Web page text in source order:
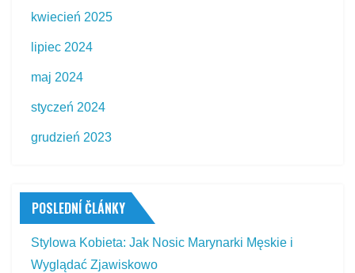
kwiecień 2025
lipiec 2024
maj 2024
styczeń 2024
grudzień 2023
POSLEDNÍ ČLÁNKY
Stylowa Kobieta: Jak Nosic Marynarki Męskie i
Wyglądać Zjawiskowo